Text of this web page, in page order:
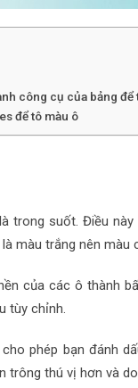
công cụ của bảng để
để tô màu ô
trong suốt. Điều
màu trắng nên
của các ô thành
tùy chỉnh.
phép bạn đánh
trông thú vị hơn và